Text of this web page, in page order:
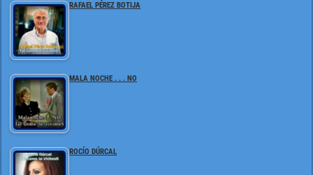
RAFAEL PÉREZ BOTIJA
MALA NOCHE . . . NO
ROCÍO DÚRCAL